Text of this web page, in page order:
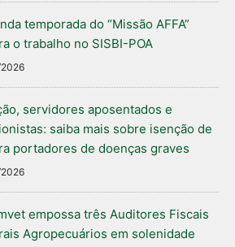
temporada do “Missão AFFA”
o trabalho no SISBI-POA
servidores aposentados e
saiba mais sobre isenção de
portadores de doenças graves
empossa três Auditores Fiscais
Agropecuários em solenidade